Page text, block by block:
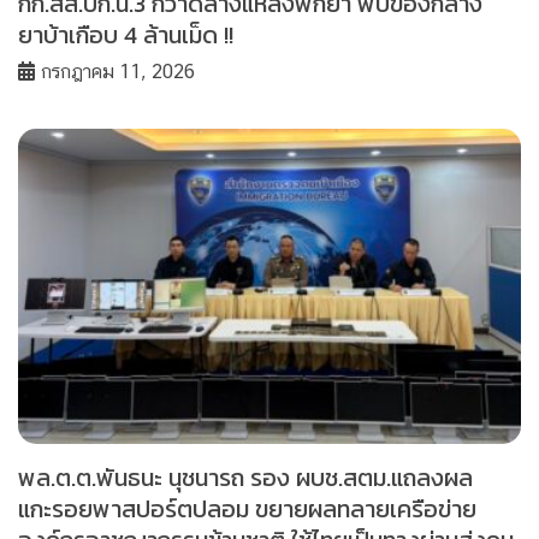
ยาบ้าเกือบ 4 ล้านเม็ด !!
กรกฎาคม 11, 2026
พล.ต.ต.พันธนะ นุชนารถ รอง ผบช.สตม.แถลงผล
แกะรอยพาสปอร์ตปลอม ขยายผลทลายเครือข่าย